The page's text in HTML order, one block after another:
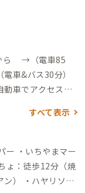
&バス30分）
すべて表示
ン） ・ハヤリソー